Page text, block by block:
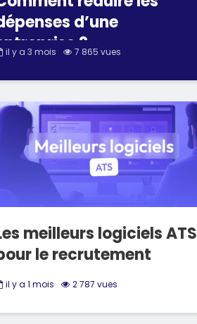
d’une
?
il y a 3 mois 7 865 vues
meilleurs logiciels ATS
le recrutement
il y a 1 mois 2 787 vues